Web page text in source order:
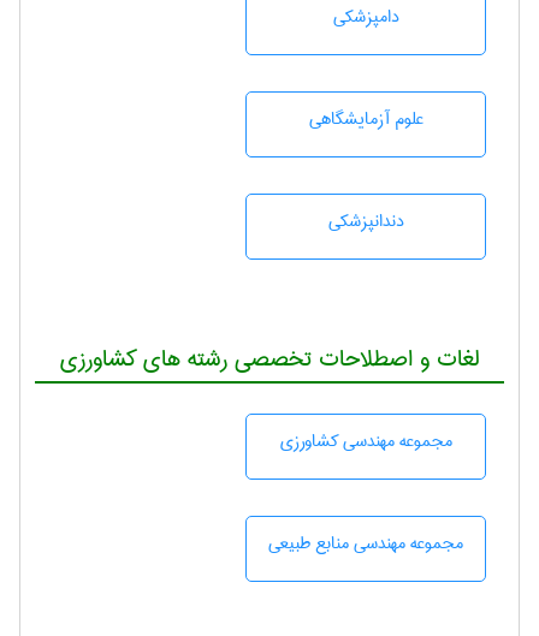
دامپزشكی
علوم آزمايشگاهی
دندانپزشكی
لغات و اصطلاحات تخصصی رشته های کشاورزی
مجموعه مهندسی كشاورزی
مجموعه مهندسی منابع طبيعی